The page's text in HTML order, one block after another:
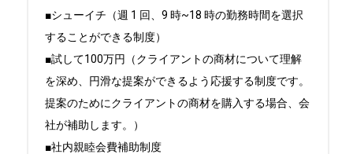
■シューイチ（週 1 回、9 時~18 時の勤務時間を選択
することができる制度）
■試して100万円（クライアントの商材について理解
を深め、円滑な提案ができるよう応援する制度です。
提案のためにクライアントの商材を購入する場合、会
社が補助します。）
■社内親睦会費補助制度